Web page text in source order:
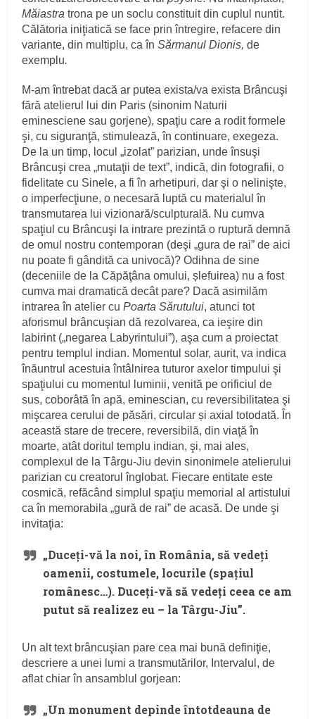
Măiastra trona pe un soclu constituit din cuplul nuntit.
Călătoria iniţiatică se face prin întregire, refacere din
variante, din multiplu, ca înSărmanul Dionis,de
exemplu.
M-am întrebat dacă ar putea exista/va exista Brâncuşi
fără atelierul lui din Paris (sinonim Naturii
eminesciene sau gorjene), spaţiu care a rodit formele
şi, cu siguranţă, stimulează, în continuare, exegeza.
De la un timp, locul „izolat” parizian, unde însuşi
Brâncuşi crea „mutaţii de text”, indică, din fotografii, o
fidelitate cu Sinele, a fi în arhetipuri, dar şi o nelinişte,
o imperfecţiune, o necesară luptă cu materialul în
transmutarea lui vizionară/sculpturală. Nu cumva
spaţiul cu Brâncuşi la intrare prezintă o ruptură demnă
de omul nostru contemporan (deşi „gura de rai” de aici
nu poate fi gândită ca univocă)? Odihna de sine
(deceniile de la Căpăţâna omului, șlefuirea) nu a fost
cumva mai dramatică decât pare? Dacă asimilăm
intrarea în atelier cuPoarta Sărutului, atunci tot
aforismul brâncuşian dă rezolvarea, ca ieşire din
labirint („negarea Labyrintului”), aşa cum a proiectat
pentru templul indian. Momentul solar, aurit, va indica
înăuntrul acestuia întâlnirea tuturor axelor timpului şi
spaţiului cu momentul luminii, venită pe orificiul de
sus, coborâtă în apă, eminescian, cu reversibilitatea şi
mişcarea cerului de păsări, circular și axial totodată. În
această stare de trecere, reversibilă, din viaţă în
moarte, atât doritul templu indian, şi, mai ales,
complexul de la Târgu-Jiu devin sinonimele atelierului
parizian cu creatorul înglobat. Fiecare entitate este
cosmică, refăcând simplul spaţiu memorial al artistului
ca în memorabila „gură de rai” de acasă. De unde şi
invitaţia:
„Duceţi-vă la noi, în România, să vedeţi
oamenii, costumele, locurile (spaţiul
românesc…). Duceţi-vă să vedeţi ceea ce am
putut să realizez eu – la Târgu-Jiu”.
Un alt text brâncuşian pare cea mai bună definiţie,
descriere a unei lumi a transmutărilor, Intervalul, de
aflat chiar în ansamblul gorjean:
„Un monument depinde întotdeauna de